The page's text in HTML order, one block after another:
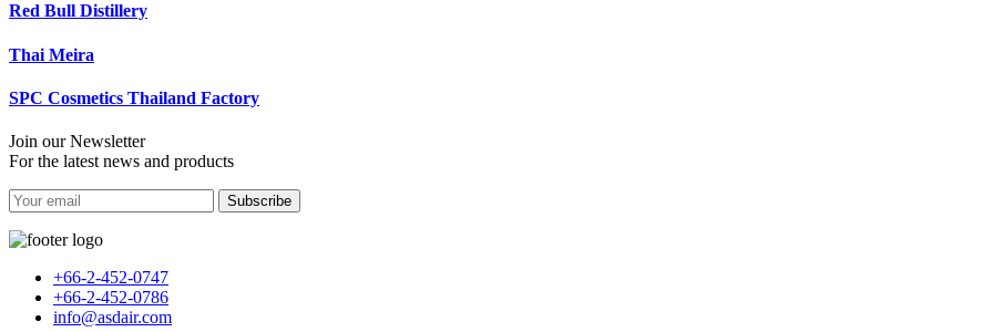
Red Bull Distillery
Thai Meira
SPC Cosmetics Thailand Factory
Join our Newsletter
For the latest news and products
Subscribe
+66-2-452-0747
+66-2-452-0786
info@asdair.com